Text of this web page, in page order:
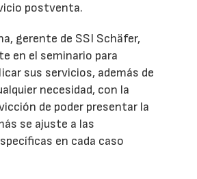
postventa.
gerente de SSI Schäfer,
en el seminario para
sus servicios, además de
necesidad, con la
de poder presentar la
se ajuste a las
en cada caso